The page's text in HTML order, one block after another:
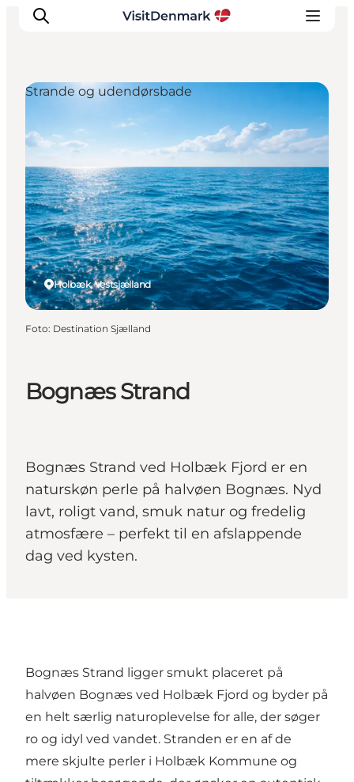
Inspiration
Destinationer
Oplevelser
Overnatning
Planlæg ferien
Bognæs Strand
Bognæs Strand ved Holbæk Fjord er en
naturskøn perle på halvøen Bognæs. Nyd
lavt, roligt vand, smuk natur og fredelig
atmosfære – perfekt til en afslappende
dag ved kysten.
Holbæk, Vestsjælland
Strande og udendørsbade
Foto: Destination Sjælland
Bognæs Strand ligger smukt placeret på
halvøen Bognæs ved Holbæk Fjord og byder på
en helt særlig naturoplevelse for alle, der søger
ro og idyl ved vandet. Stranden er en af de
mere skjulte perler i Holbæk Kommune og